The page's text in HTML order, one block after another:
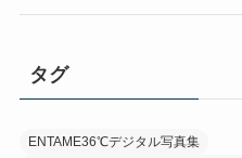
タグ
ENTAME36℃デジタル写真集